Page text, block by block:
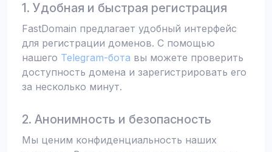
1. Удобная и быстрая регистрация
FastDomain предлагает удобный интерфейс
для регистрации доменов. С помощью
нашего Telegram-бота вы можете проверить
доступность домена и зарегистрировать его
за несколько минут.
2. Анонимность и безопасность
Мы ценим конфиденциальность наших